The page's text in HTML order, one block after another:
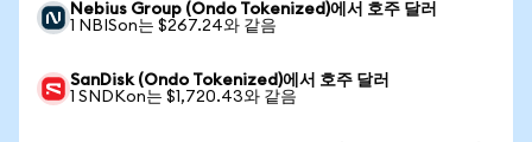
Nebius Group (Ondo Tokenized)에서 호주 달러
1 NBISon는 $267.24와 같음
SanDisk (Ondo Tokenized)에서 호주 달러
1 SNDKon는 $1,720.43와 같음